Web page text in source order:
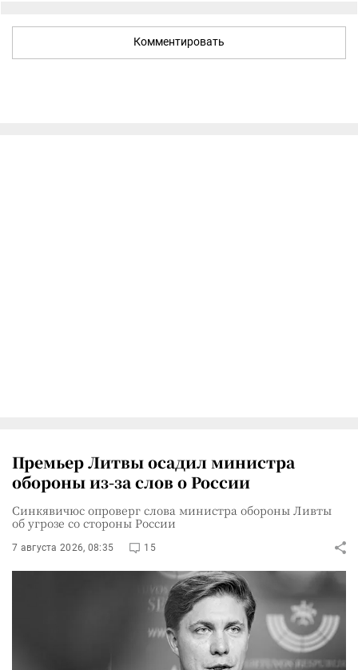
Комментировать
Премьер Литвы осадил министра
обороны из-за слов о России
Синкявичюс опроверг слова министра обороны Ливты
об угрозе со стороны России
7 августа 2026, 08:35 15